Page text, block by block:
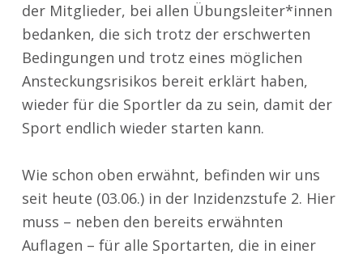
der Mitglieder, bei allen Übungsleiter*innen
bedanken, die sich trotz der erschwerten
Bedingungen und trotz eines möglichen
Ansteckungsrisikos bereit erklärt haben,
wieder für die Sportler da zu sein, damit der
Sport endlich wieder starten kann.
Wie schon oben erwähnt, befinden wir uns
seit heute (03.06.) in der Inzidenzstufe 2. Hier
muss – neben den bereits erwähnten
Auflagen – für alle Sportarten, die in einer